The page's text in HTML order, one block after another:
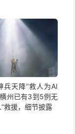
兵天降”救人为AI
州已有3到5例无
”救援，细节披露